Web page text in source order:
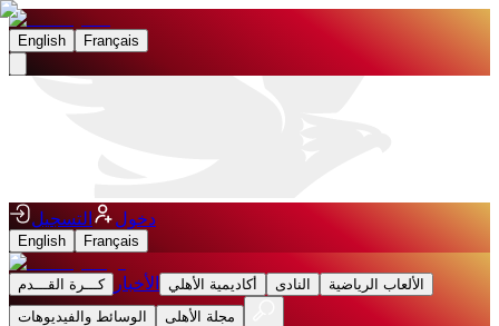
English Français
دخول التسجيل
English Français
كـــرة القـــدم الأخبار أكاديمية الأهلي النادى
الألعاب الرياضية
الوسائط والفيديوهات
مجلة الأهلى